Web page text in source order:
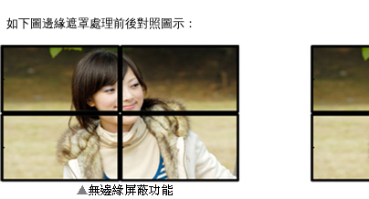
如下圖邊緣遮罩處理前後對照圖示：